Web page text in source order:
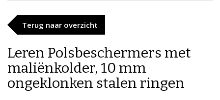
Terug naar overzicht
Leren Polsbeschermers met
maliënkolder, 10 mm
ongeklonken stalen ringen